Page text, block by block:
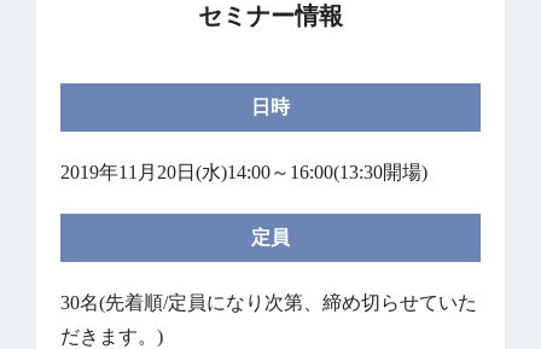
セミナー情報
日時
2019年11月20日(水)14:00～16:00(13:30開場)
定員
30名(先着順/定員になり次第、締め切らせていた
だきます。)